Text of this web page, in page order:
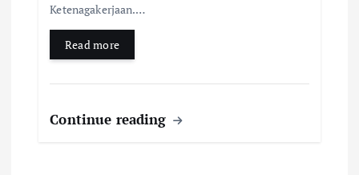
Ketenagakerjaan.…
Read more
Continue reading